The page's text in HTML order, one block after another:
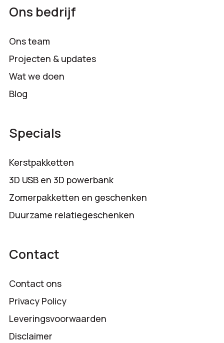
Ons bedrijf
Ons team
Projecten & updates
Wat we doen
Blog
Specials
Kerstpakketten
3D USB en 3D powerbank
Zomerpakketten en geschenken
Duurzame relatiegeschenken
Contact
Contact ons
Privacy Policy
Leveringsvoorwaarden
Disclaimer